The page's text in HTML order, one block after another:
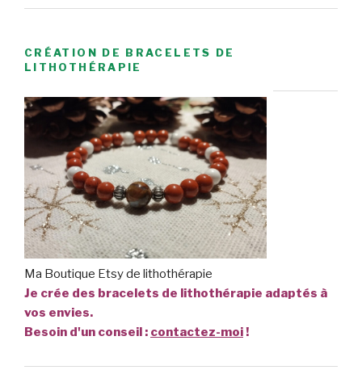
CRÉATION DE BRACELETS DE
LITHOTHÉRAPIE
Ma Boutique Etsy de lithothérapie
Je crée des bracelets de lithothérapie adaptés à
vos envies.
Besoin d'un conseil : contactez-moi!